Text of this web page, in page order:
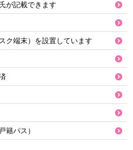
が記載できます
ク端末）を設置しています
籍パス）